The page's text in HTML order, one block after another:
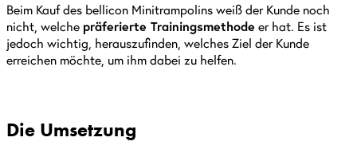
Beim Kauf des bellicon Minitrampolins weiß der Kunde noch
nicht, welche präferierte Trainingsmethode er hat. Es ist
jedoch wichtig, herauszufinden, welches Ziel der Kunde
erreichen möchte, um ihm dabei zu helfen.
Die Umsetzung